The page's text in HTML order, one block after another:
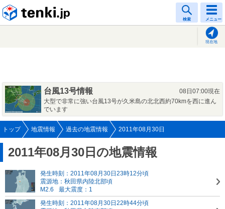
検索 メニュー
現在地
台風13号情報
08日07:00現在
大型で非常に強い台風13号が久米島の北北西約70kmを西に進ん
でいます
トップ 地震情報 過去の地震情報 2011年08月30日
2011年08月30日の地震情報
発生時刻：2011年08月30日23時12分頃
震源地：秋田県内陸北部頃
M2.6
最大震度：1
発生時刻：2011年08月30日22時44分頃